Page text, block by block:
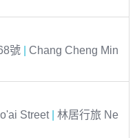
號
Chang Cheng Min
Street
林居行旅 Ne